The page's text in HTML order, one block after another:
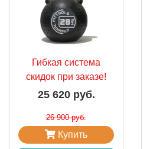
Гибкая система
скидок при заказе!
25 620 руб.
26 900 руб.
Купить